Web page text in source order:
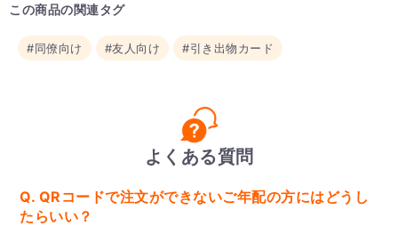
この商品の関連タグ
#同僚向け #友人向け #引き出物カード
よくある質問
Q. QRコードで注文ができないご年配の方にはどうし
たらいい？